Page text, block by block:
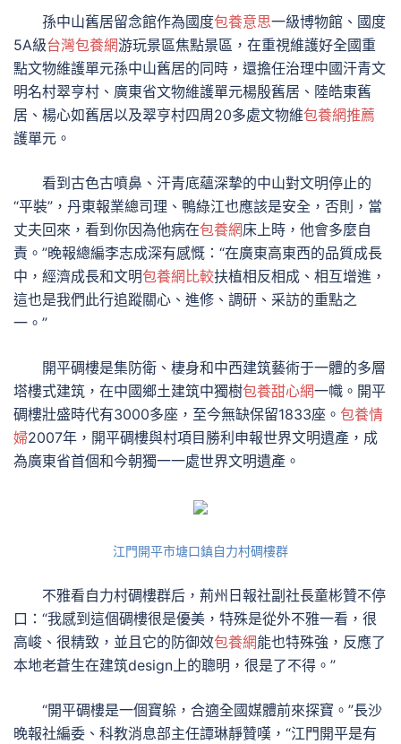
孫中山舊居留念館作為國度包養意思一級博物館、國度
5A級台灣包養網游玩景區焦點景區，在重視維護好全國重
點文物維護單元孫中山舊居的同時，還擔任治理中國汗青文
明名村翠亨村、廣東省文物維護單元楊殷舊居、陸皓東舊
居、楊心如舊居以及翠亨村四周20多處文物維包養網推薦
護單元。
看到古色古噴鼻、汗青底蘊深摯的中山對文明停止的
“平裝”，丹東報業總司理、鴨綠江也應該是安全，否則，當
丈夫回來，看到你因為他病在包養網床上時，他會多麼自
責。”晚報總編李志成深有感慨：“在廣東高東西的品質成長
中，經濟成長和文明包養網比較扶植相反相成、相互增進，
這也是我們此行追蹤關心、進修、調研、采訪的重點之
一。”
開平碉樓是集防衛、棲身和中西建筑藝術于一體的多層
塔樓式建筑，在中國鄉土建筑中獨樹包養甜心網一幟。開平
碉樓壯盛時代有3000多座，至今無缺保留1833座。 包養情
婦2007年，開平碉樓與村項目勝利申報世界文明遺產，成
為廣東省首個和今朝獨一一處世界文明遺產。
江門開平市塘口鎮自力村碉樓群
不雅看自力村碉樓群后，荊州日報社副社長童彬贊不停
口：“我感到這個碉樓很是優美，特殊是從外不雅一看，很
高峻、很精致，並且它的防御效包養網能也特殊強，反應了
本地老蒼生在建筑design上的聰明，很是了不得。”
“開平碉樓是一個寶躲，合適全國媒體前來探寶。”長沙
晚報社編委、科教消息部主任譚琳靜贊嘆，“江門開平是有